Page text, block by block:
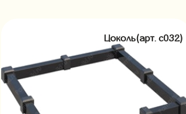
Цоколь(арт. c032)